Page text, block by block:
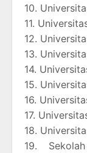
10.
11.
12.
13.
14.
15.
16.
17.
18.
19.